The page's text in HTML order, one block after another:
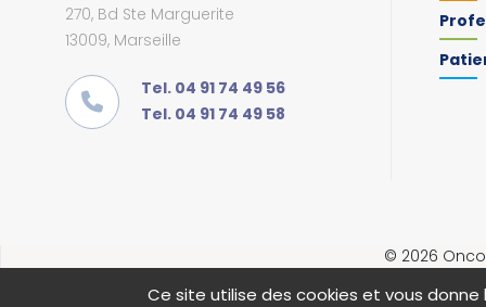
270, Bd Ste Marguerite
13009, Marseille
Tel. 04 91 74 49 56
Tel. 04 91 74 49 58
© 2026
Ce site utilise des cookies et vous